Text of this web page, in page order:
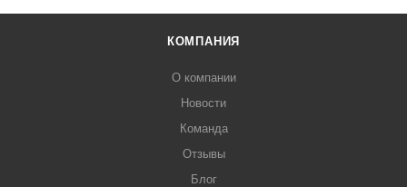
КОМПАНИЯ
О компании
Новости
Команда
Отзывы
Блог